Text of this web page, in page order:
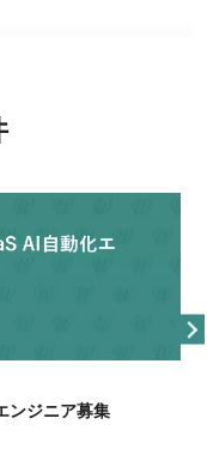
ンジニア募集